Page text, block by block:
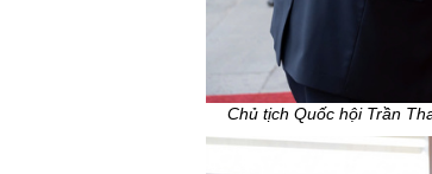
Chủ tịch Quốc hội Trần